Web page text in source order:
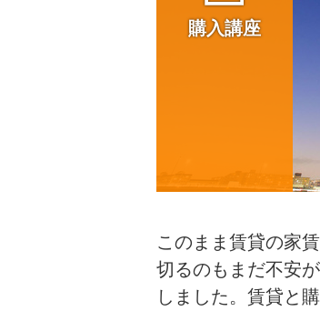
購入講座
このまま賃貸の家
切るのもまだ不安
しました。賃貸と